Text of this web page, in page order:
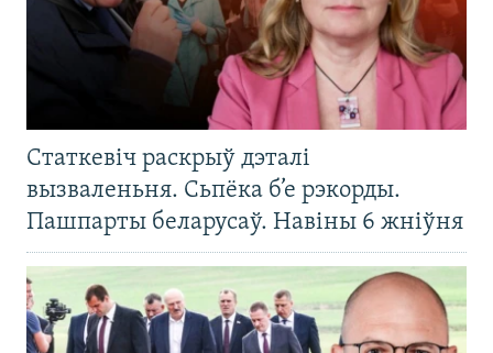
Статкевіч раскрыў дэталі
вызваленьня. Сьпёка б’е рэкорды.
Пашпарты беларусаў. Навіны 6 жніўня